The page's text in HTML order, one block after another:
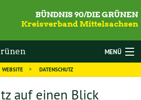
BÜNDNIS 90/DIE GRÜNEN
Kreisverband Mittelsachsen
MENÜ
WEBSITE DATENSCHUTZ
auf einen Blick